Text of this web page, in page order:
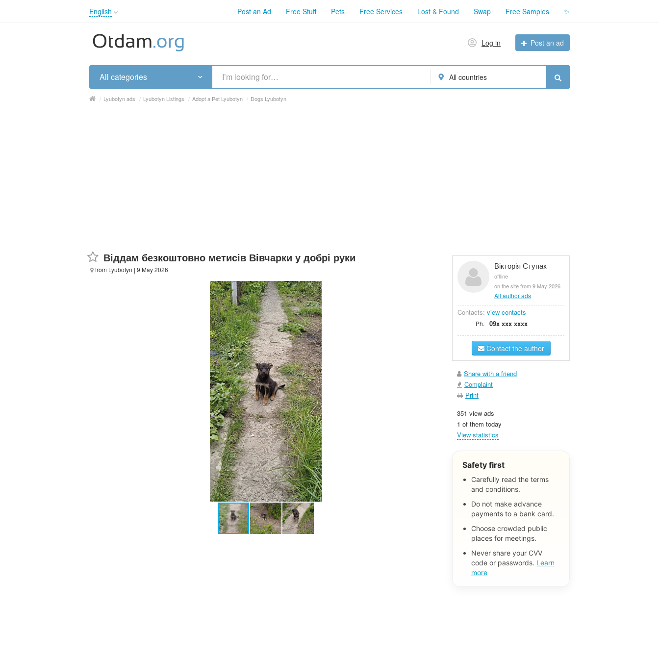
English
English
Русский
Українська
Post an Ad Free Stuff Pets Free Services Lost & Found Swap Free Samples ✨
Log in Post an ad
All categories All countries
/ Lyubotyn ads / Lyubotyn Listings / Adopt a Pet Lyubotyn / Dogs Lyubotyn
Віддам безкоштовно метисів Вівчарки у добрі руки
from Lyubotyn | 9 May 2026 Вікторія Ступак
offline
on the site from 9 May 2026
All author ads
Contacts: view contacts
Ph. 09x xxx xxxx
Contact the author
Share with a friend
Complaint
Print
351 view ads
1 of them today
View statistics
Safety first
Carefully read the terms
and conditions.
Do not make advance
payments to a bank card.
Choose crowded public
places for meetings.
Never share your CVV
code or passwords. Learn
more